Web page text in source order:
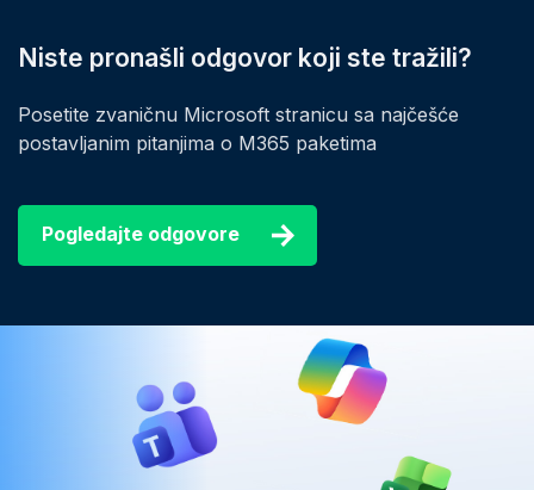
Niste pronašli odgovor koji ste tražili?
Posetite zvaničnu Microsoft stranicu sa najčešće
postavljanim pitanjima o M365 paketima
Pogledajte odgovore